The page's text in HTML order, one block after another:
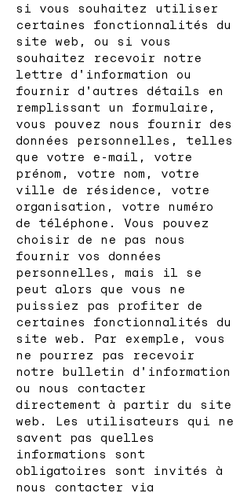
si vous souhaitez utiliser
certaines fonctionnalités du
site web, ou si vous
souhaitez recevoir notre
lettre d'information ou
fournir d'autres détails en
remplissant un formulaire,
vous pouvez nous fournir des
données personnelles, telles
que votre e-mail, votre
prénom, votre nom, votre
ville de résidence, votre
organisation, votre numéro
de téléphone. Vous pouvez
choisir de ne pas nous
fournir vos données
personnelles, mais il se
peut alors que vous ne
puissiez pas profiter de
certaines fonctionnalités du
site web. Par exemple, vous
ne pourrez pas recevoir
notre bulletin d'information
ou nous contacter
directement à partir du site
web. Les utilisateurs qui ne
savent pas quelles
informations sont
obligatoires sont invités à
nous contacter via